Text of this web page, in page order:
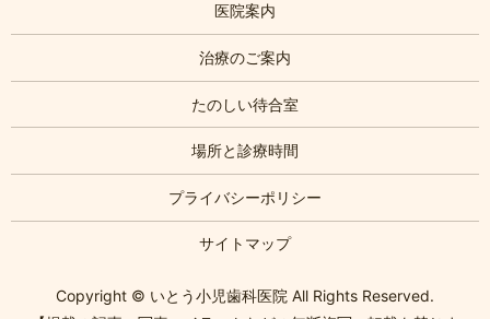
医院案内
治療のご案内
たのしい待合室
場所と診療時間
プライバシーポリシー
サイトマップ
Copyright © いとう小児歯科医院 All Rights Reserved.